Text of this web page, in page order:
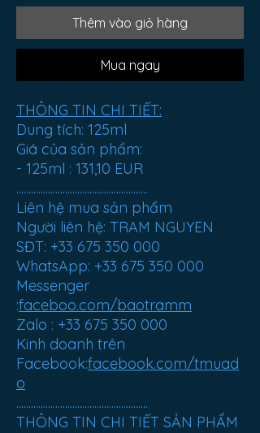
Thêm vào giỏ hàng
Mua ngay
THÔNG TIN CHI TIẾT:
Dung tích: 125ml
Giá của sản phẩm:
- 125ml : 131,10 EUR
......................................................
Liên hệ mua sản phẩm
Người liên hệ: TRAM NGUYEN
SĐT: +33 675 350 000
WhatsApp: +33 675 350 000
Messenger
:faceboo.com/baotramm
Zalo : +33 675 350 000
Kinh doanh trên
Facebook:facebook.com/tmuad
o
......................................................
THÔNG TIN CHI TIẾT SẢN PHẨM